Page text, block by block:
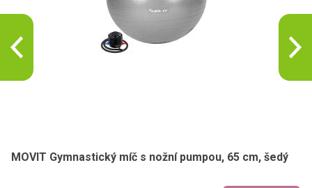
MOVIT Gymnastický míč s nožní pumpou, 65 cm, šedý